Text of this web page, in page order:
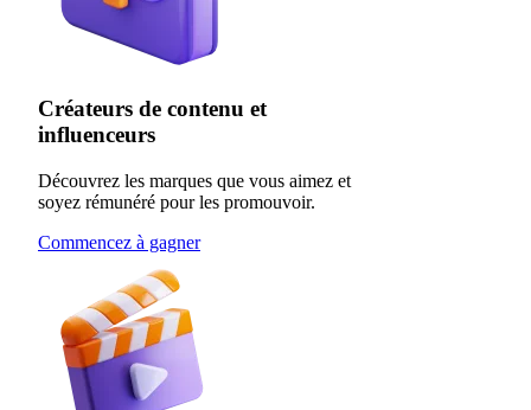
Créateurs de contenu et
influenceurs
Découvrez les marques que vous aimez et
soyez rémunéré pour les promouvoir.
Commencez à gagner